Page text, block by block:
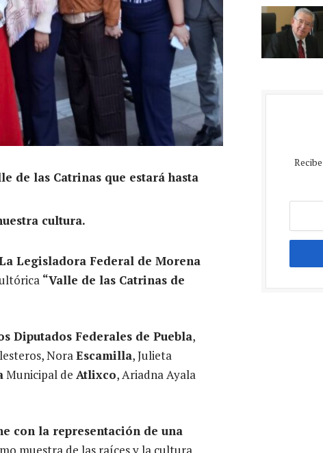
de las Catrinas que estará hasta
cultura.
Legisladora Federal de Morena
“Valle de las Catrinas de
Diputados Federales de Puebla,
NoraEscamilla, Julieta
Municipal de Atlixco, Ariadna Ayala
con la representación de una